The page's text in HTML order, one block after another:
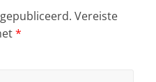
Vereiste
*